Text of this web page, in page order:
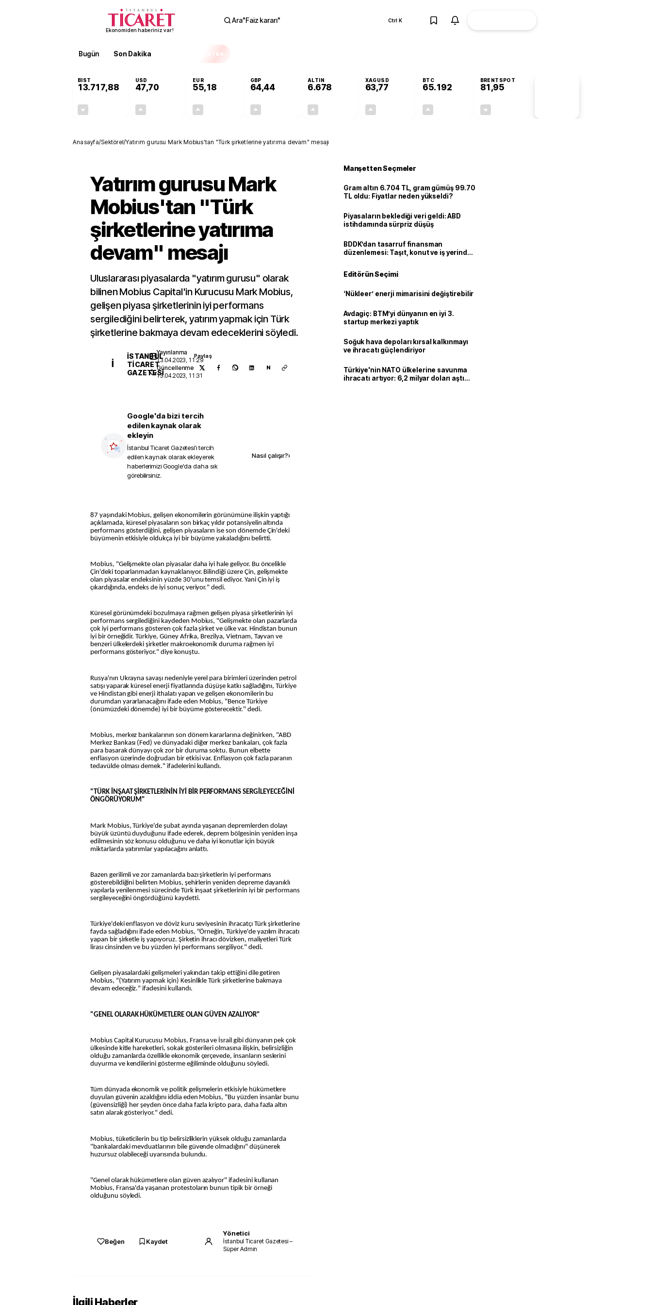
Ekonomiden haberiniz var!
Ara"Faiz kararı" Ctrl K
Bugün Son Dakika EKSTRA
BIST
13.717,88
USD
47,70
EUR
55,18
GBP
64,44
ALTIN
6.678
XAGUSD
63,77
BTC
65.192
BRENTSPOT
81,95
Anasayfa/Sektörel/Yatırım gurusu Mark Mobius'tan "Türk şirketlerine yatırıma devam" mesajı
Yatırım gurusu Mark
Mobius'tan "Türk
şirketlerine yatırıma
devam" mesajı
Uluslararası piyasalarda "yatırım gurusu" olarak
bilinen Mobius Capital'in Kurucusu Mark Mobius,
gelişen piyasa şirketlerinin iyi performans
sergilediğini belirterek, yatırım yapmak için Türk
şirketlerine bakmaya devam edeceklerini söyledi.
İ
İSTANBUL
TICARET
GAZETESI
Yayınlanma
13.04.2023, 11:29
Güncellenme
13.04.2023, 11:31
Paylaş
N
Google'da bizi tercih
edilen kaynak olarak
ekleyin
İstanbul Ticaret Gazetesi'i tercih
edilen kaynak olarak ekleyerek
haberlerimizi Google'da daha sık
görebilirsiniz.
Nasıl çalışır?›
87 yaşındaki Mobius, gelişen ekonomilerin görünümüne ilişkin yaptığı
açıklamada, küresel piyasaların son birkaç yıldır potansiyelin altında
performans gösterdiğini, gelişen piyasaların ise son dönemde Çin'deki
büyümenin etkisiyle oldukça iyi bir büyüme yakaladığını belirtti.
Mobius, "Gelişmekte olan piyasalar daha iyi hale geliyor. Bu öncelikle
Çin'deki toparlanmadan kaynaklanıyor. Bilindiği üzere Çin, gelişmekte
olan piyasalar endeksinin yüzde 30'unu temsil ediyor. Yani Çin iyi iş
çıkardığında, endeks de iyi sonuç veriyor." dedi.
Küresel görünümdeki bozulmaya rağmen gelişen piyasa şirketlerinin iyi
performans sergilediğini kaydeden Mobius, "Gelişmekte olan pazarlarda
çok iyi performans gösteren çok fazla şirket ve ülke var. Hindistan bunun
iyi bir örneğidir. Türkiye, Güney Afrika, Brezilya, Vietnam, Tayvan ve
benzeri ülkelerdeki şirketler makroekonomik duruma rağmen iyi
performans gösteriyor." diye konuştu.
Rusya'nın Ukrayna savaşı nedeniyle yerel para birimleri üzerinden petrol
satışı yaparak küresel enerji fiyatlarında düşüşe katkı sağladığını, Türkiye
ve Hindistan gibi enerji ithalatı yapan ve gelişen ekonomilerin bu
durumdan yararlanacağını ifade eden Mobius, "Bence Türkiye
(önümüzdeki dönemde) iyi bir büyüme gösterecektir." dedi.
Mobius, merkez bankalarının son dönem kararlarına değinirken, "ABD
Merkez Bankası (Fed) ve dünyadaki diğer merkez bankaları, çok fazla
para basarak dünyayı çok zor bir duruma soktu. Bunun elbette
enflasyon üzerinde doğrudan bir etkisi var. Enflasyon çok fazla paranın
tedavülde olması demek." ifadelerini kullandı.
"TÜRK İNŞAAT ŞİRKETLERİNİN İYİ BİR PERFORMANS SERGİLEYECEĞİNİ
ÖNGÖRÜYORUM"
Mark Mobius, Türkiye'de şubat ayında yaşanan depremlerden dolayı
büyük üzüntü duyduğunu ifade ederek, deprem bölgesinin yeniden inşa
edilmesinin söz konusu olduğunu ve daha iyi konutlar için büyük
miktarlarda yatırımlar yapılacağını anlattı.
Bazen gerilimli ve zor zamanlarda bazı şirketlerin iyi performans
gösterebildiğini belirten Mobius, şehirlerin yeniden depreme dayanıklı
yapılarla yenilenmesi sürecinde Türk inşaat şirketlerinin iyi bir performans
sergileyeceğini öngördüğünü kaydetti.
Türkiye'deki enflasyon ve döviz kuru seviyesinin ihracatçı Türk şirketlerine
fayda sağladığını ifade eden Mobius, "Örneğin, Türkiye'de yazılım ihracatı
yapan bir şirketle iş yapıyoruz. Şirketin ihracı dövizken, maliyetleri Türk
lirası cinsinden ve bu yüzden iyi performans sergiliyor." dedi.
Gelişen piyasalardaki gelişmeleri yakından takip ettiğini dile getiren
Mobius, "(Yatırım yapmak için) Kesinlikle Türk şirketlerine bakmaya
devam edeceğiz." ifadesini kullandı.
"GENEL OLARAK HÜKÜMETLERE OLAN GÜVEN AZALIYOR"
Mobius Capital Kurucusu Mobius, Fransa ve İsrail gibi dünyanın pek çok
ülkesinde kitle hareketleri, sokak gösterileri olmasına ilişkin, belirsizliğin
olduğu zamanlarda özellikle ekonomik çerçevede, insanların seslerini
duyurma ve kendilerini gösterme eğiliminde olduğunu söyledi.
Tüm dünyada ekonomik ve politik gelişmelerin etkisiyle hükümetlere
duyulan güvenin azaldığını iddia eden Mobius, "Bu yüzden insanlar bunu
(güvensizliği) her şeyden önce daha fazla kripto para, daha fazla altın
satın alarak gösteriyor." dedi.
Mobius, tüketicilerin bu tip belirsizliklerin yüksek olduğu zamanlarda
"bankalardaki mevduatlarının bile güvende olmadığını" düşünerek
huzursuz olabileceği uyarısında bulundu.
"Genel olarak hükümetlere olan güven azalıyor" ifadesini kullanan
Mobius, Fransa'da yaşanan protestoların bunun tipik bir örneği
olduğunu söyledi.
Beğen Kaydet
Yönetici
İstanbul Ticaret Gazetesi –
Süper Admin
Manşetten Seçmeler
Gram altın 6.704 TL, gram gümüş 99.70
TL oldu: Fiyatlar neden yükseldi?
Piyasaların beklediği veri geldi: ABD
istihdamında sürpriz düşüş
BDDK’dan tasarruf finansman
düzenlemesi: Taşıt, konut ve iş yerinde
Editörün Seçimi
‘Nükleer’ enerji mimarisini değiştirebilir
Avdagiç: BTM’yi dünyanın en iyi 3.
startup merkezi yaptık
Soğuk hava depoları kırsal kalkınmayı
ve ihracatı güçlendiriyor
Türkiye'nin NATO ülkelerine savunma
ihracatı artıyor: 6,2 milyar doları aştı
İlgili Haberler